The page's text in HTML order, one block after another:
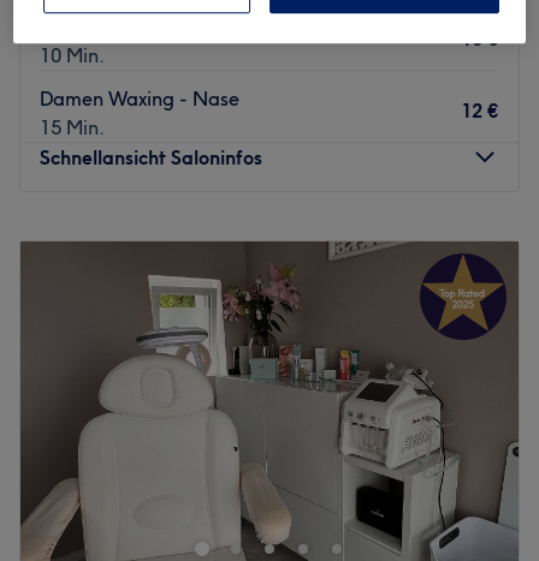
10 Min.
10 €
Damen Waxing - Nase
15 Min.
12 €
Schnellansicht Saloninfos
Geschlossen
18:00
Donnerstag
–18:00
18:00
Samstag
10:00–14:00
Sonntag
Geschlossen
Der Salon The Glam Bar ist deine exklusive Adresse für
Figur, Schönheit und Gesundheit in Essen. Hier erwarten
dich versierte Fachkräfte, die über eine fundierte
Ausbildung im Kosmetik- und Wellnessbereich verfügen.